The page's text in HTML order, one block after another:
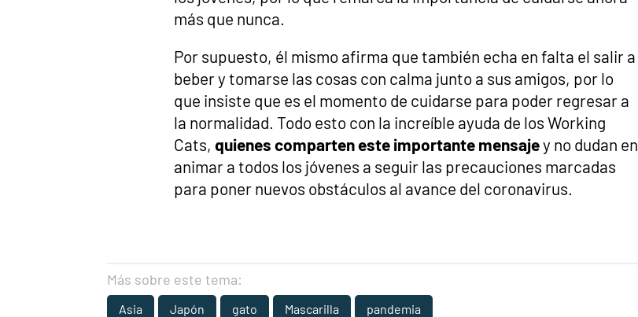
más que nunca.
Por supuesto, él mismo afirma que también echa en falta el salir a
beber y tomarse las cosas con calma junto a sus amigos, por lo
que insiste que es el momento de cuidarse para poder regresar a
la normalidad. Todo esto con la increíble ayuda de los Working
Cats, quienes comparten este importante mensajey no dudan en
animar a todos los jóvenes a seguir las precauciones marcadas
para poner nuevos obstáculos al avance del coronavirus.
Más sobre este tema:
Asia Japón gato Mascarilla pandemia